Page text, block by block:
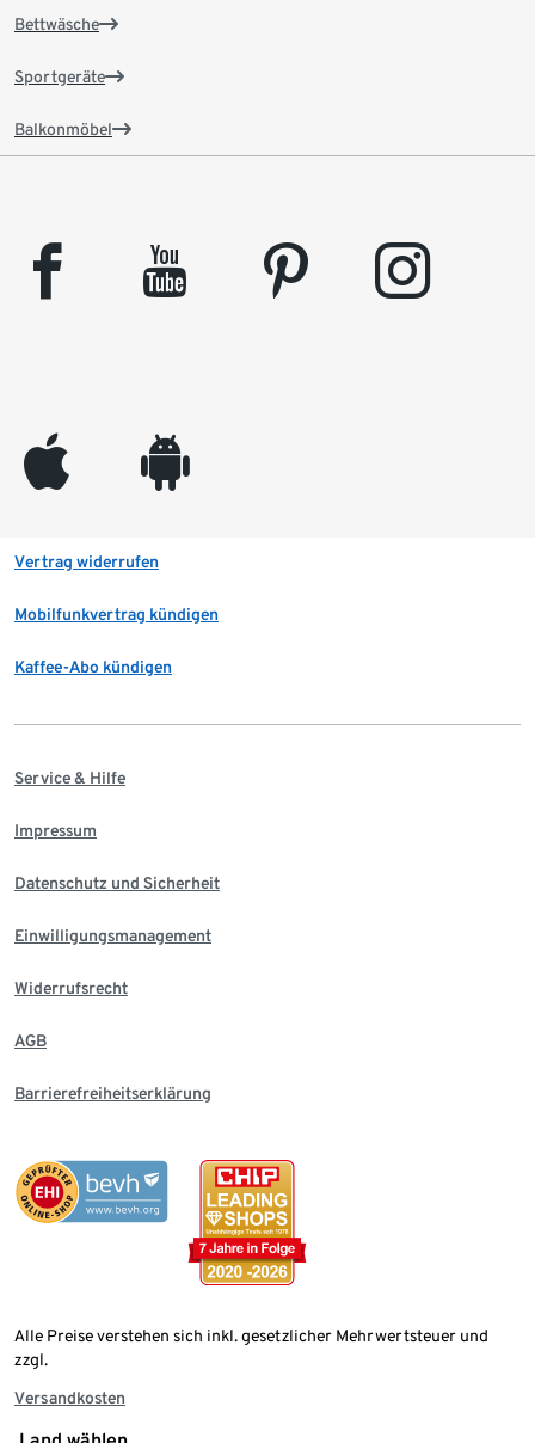
Bettwäsche
Sportgeräte
Balkonmöbel
facebook youtube pinterest instagram
appleinc android
Vertrag widerrufen
Mobilfunkvertrag kündigen
Kaffee-Abo kündigen
Service & Hilfe
Impressum
Datenschutz und Sicherheit
Einwilligungsmanagement
Widerrufsrecht
AGB
Barrierefreiheitserklärung
Alle Preise verstehen sich inkl. gesetzlicher Mehrwertsteuer und
zzgl.
Versandkosten